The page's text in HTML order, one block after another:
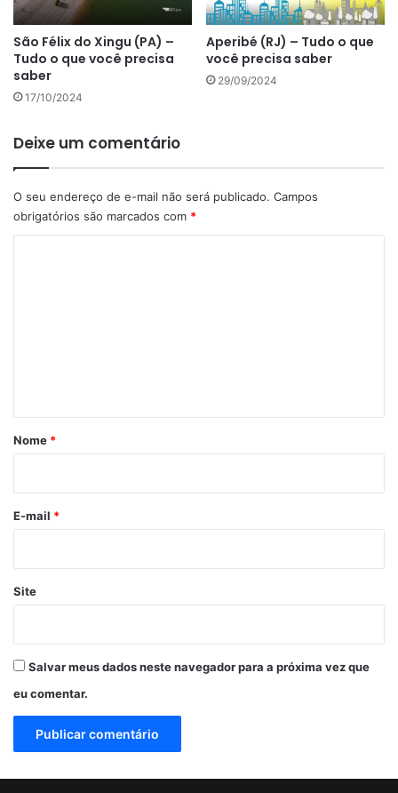
São Félix do Xingu (PA) –
Tudo o que você precisa
saber
17/10/2024
Aperibé (RJ) – Tudo o que
você precisa saber
29/09/2024
Deixe um comentário
O seu endereço de e-mail não será publicado. Campos
obrigatórios são marcados com *
r
*
Nome *
E-mail *
Site
Salvar meus dados neste navegador para a próxima vez que
eu comentar.